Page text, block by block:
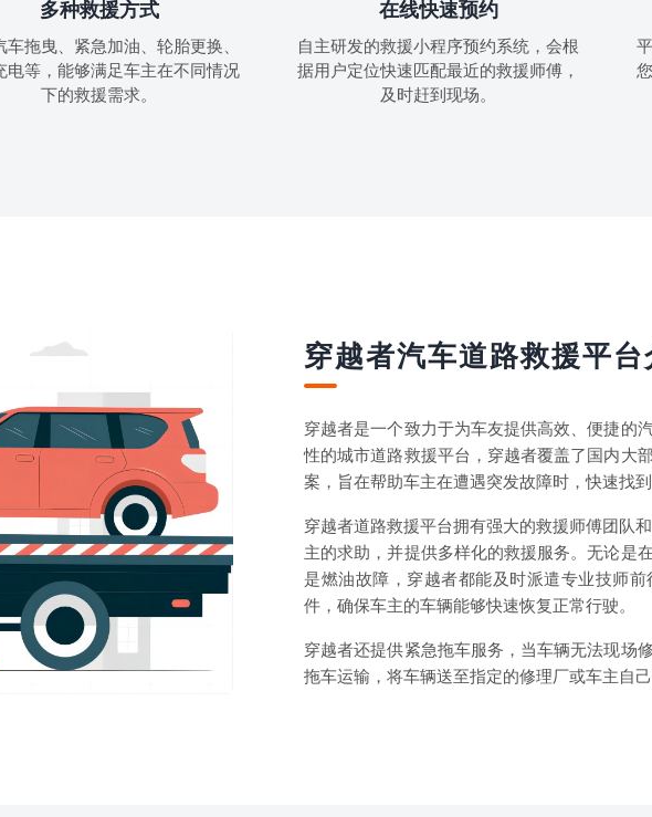
多种救援方式
车拖曳、紧急加油、轮胎更换、
电等，能够满足车主在不同情况
下的救援需求。
在线快速预约
自主研发的救援小程序预约系统，会根
据用户定位快速匹配最近的救援师傅，
及时赶到现场。
穿越者汽车道路救援平台
穿越者是一个致力于为车友提供高效、便捷的
性的城市道路救援平台，穿越者覆盖了国内大
案，旨在帮助车主在遭遇突发故障时，快速找到
穿越者道路救援平台拥有强大的救援师傅团队
主的求助，并提供多样化的救援服务。无论是
是燃油故障，穿越者都能及时派遣专业技师
件，确保车主的车辆能够快速恢复正常行驶。
穿越者还提供紧急拖车服务，当车辆无法现场
拖车运输，将车辆送至指定的修理厂或车主自己